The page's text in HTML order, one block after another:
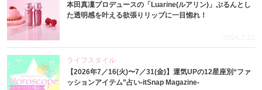
本田真凜プロデュースの「Luarine(ルアリン)」ぷるんとし
た透明感を叶える欲張りリップに一目惚れ！
2026.7.22
ライフスタイル
【2026年7／16(火)〜7／31(金)】運気UPの12星座別“ファ
ッションアイテム”占い-itSnap Magazine-